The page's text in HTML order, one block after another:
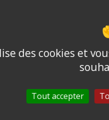
des cookies et
Tout accepter